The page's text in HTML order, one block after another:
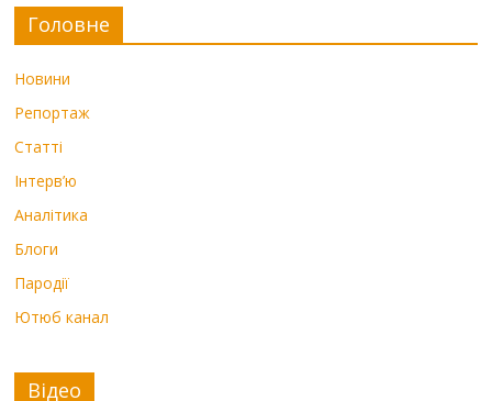
Головне
Новини
Репортаж
Статті
Інтерв’ю
Аналітика
Блоги
Пародії
Ютюб канал
Відео